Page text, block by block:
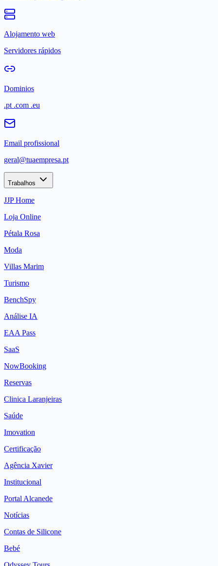
Alojamento web
Servidores rápidos
Dominios
.pt .com .eu
Email profissional
geral@tuaempresa.pt
Trabalhos
JJP Home
Loja Online
Pétala Rosa
Moda
Villas Marim
Turismo
BenchSpy
Análise IA
EAA Pass
SaaS
NowBooking
Reservas
Clinica Laranjeiras
Saúde
Imovation
Certificação
Agência Xavier
Institucional
Portal Alcanede
Notícias
Contas de Silicone
Bebé